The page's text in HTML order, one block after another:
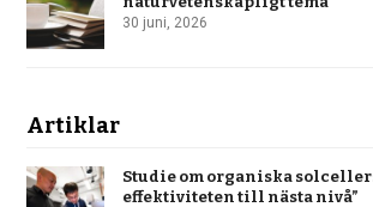
30 juni, 2026
Artiklar
Studie om organiska
effektiviteten till nästa nivå”